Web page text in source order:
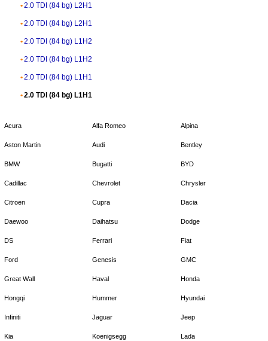
2.0 TDI (84 bg) L2H1
2.0 TDI (84 bg) L2H1
2.0 TDI (84 bg) L1H2
2.0 TDI (84 bg) L1H2
2.0 TDI (84 bg) L1H1
2.0 TDI (84 bg) L1H1
Acura Alfa Romeo Alpina
Aston Martin Audi Bentley
BMW Bugatti BYD
Cadillac Chevrolet Chrysler
Citroen Cupra Dacia
Daewoo Daihatsu Dodge
DS Ferrari Fiat
Ford Genesis GMC
Great Wall Haval Honda
Hongqi Hummer Hyundai
Infiniti Jaguar Jeep
Kia Koenigsegg Lada